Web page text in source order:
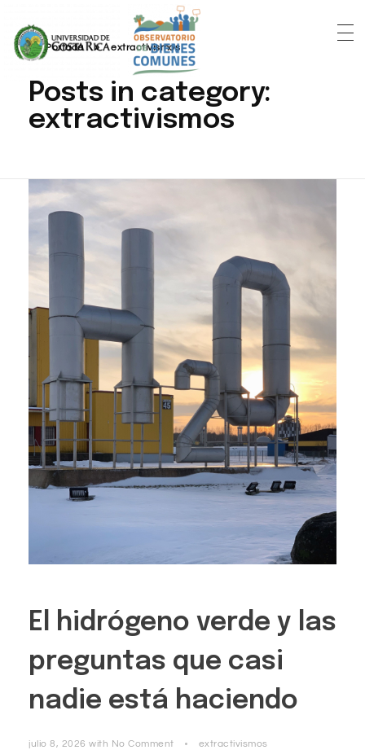
Portada » extractivismos
Posts in category:
extractivismos
El hidrógeno verde y las
preguntas que casi
nadie está haciendo
julio 8, 2026 with No Comment extractivismos